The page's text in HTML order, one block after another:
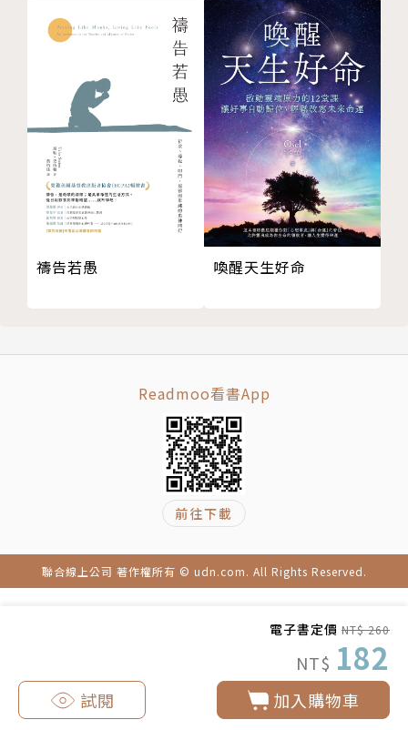
電子書定價 NT$ 260
NT$ 182
加入購物車
試閱
用默照，轉眾生用為佛用
生活三昧
問答討論
〈第四講〉《楞嚴經》的生死觀
把佛性找出來
眾生為何流浪生死？
為什麼說人生如夢如幻？
世界與眾生是怎麼出現的？
什麼是六根互用？
禱告若愚 喚醒天生好命
Readmoo看書App
前往下載
聯合線上公司 著作權所有 © udn.com. All Rights Reserved.